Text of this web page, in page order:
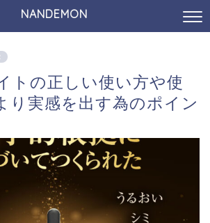
NANDEMON
トの正しい使い方や使
り実感を出す為のポイン